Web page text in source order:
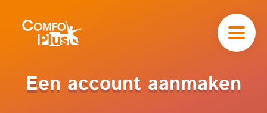
Home
Aanmelden
ComfoPlus
Een account aanmaken
navigatieComfoPlus